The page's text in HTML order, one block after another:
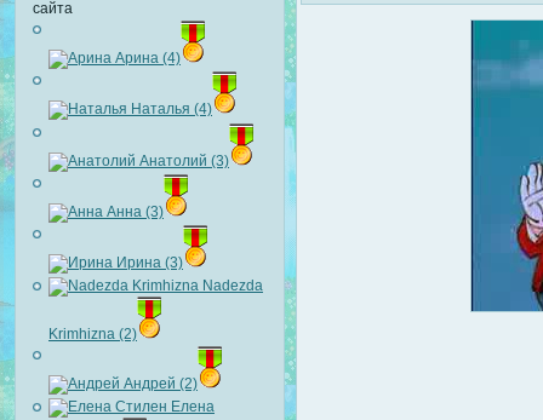
сайта
Арина (4)
Наталья (4)
Анатолий (3)
Анна (3)
Ирина (3)
Nadezda
Krimhizna (2)
Андрей (2)
Елена